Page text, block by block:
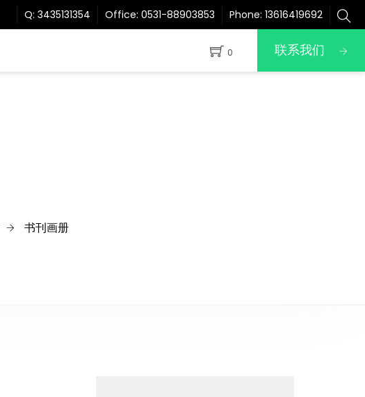
Q: 3435131354 Office: 0531-88903853 Phone: 13616419692
0 联系我们
书刊画册